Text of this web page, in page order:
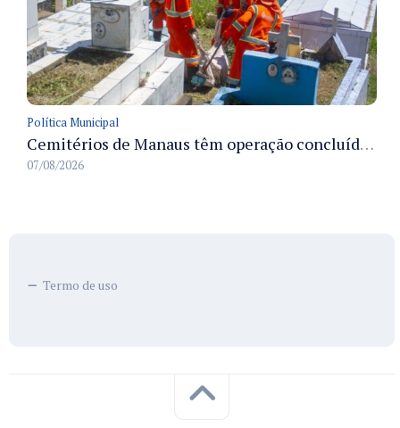
Política Municipal
Cemitérios de Manaus têm operação concluída e estrutura pronta para receber famílias no Dia dos Pais
07/08/2026
Termo de uso